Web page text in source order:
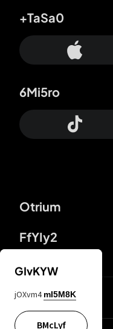
Otrium
FfYIy2
+TaSa0
6Mi5ro
DDcvSo
GIvKYW
jOXvm4 mI5M8K
BMcLyf